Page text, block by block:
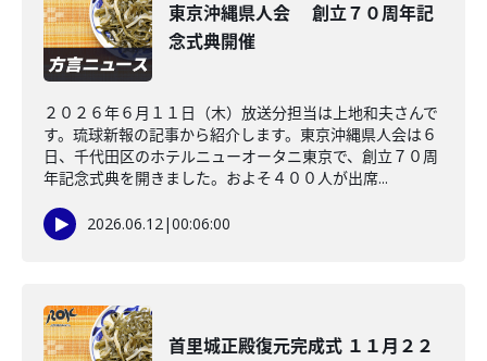
東京沖縄県人会 創立７０周年記
念式典開催
２０２６年６月１１日（木）放送分担当は上地和夫さんで
す。琉球新報の記事から紹介します。東京沖縄県人会は６
日、千代田区のホテルニューオータニ東京で、創立７０周
年記念式典を開きました。およそ４００人が出席...
2026.06.12|00:06:00
首里城正殿復元完成式 １１月２２